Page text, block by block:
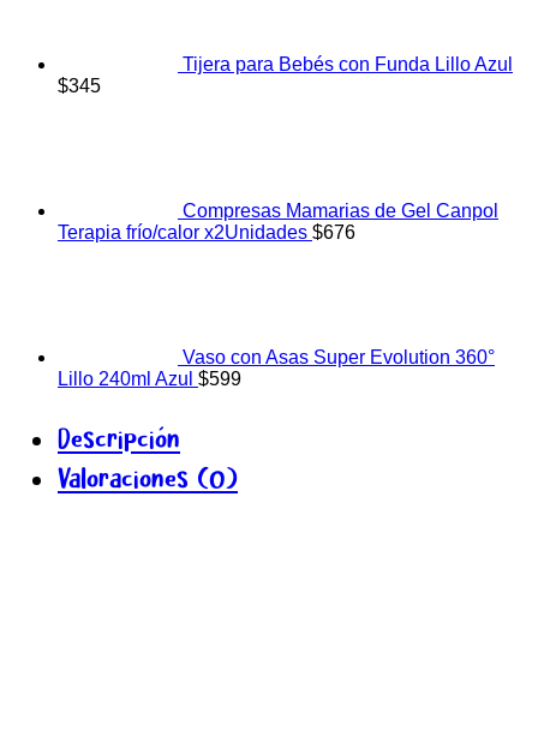
Tijera para Bebés con Funda Lillo Azul
$345
Compresas Mamarias de Gel Canpol
Terapia frío/calor x2Unidades $676
Vaso con Asas Super Evolution 360°
Lillo 240ml Azul $599
Descripción
Valoraciones (0)